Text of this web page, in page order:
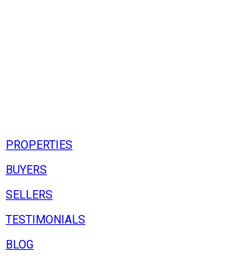
PROPERTIES
BUYERS
SELLERS
TESTIMONIALS
BLOG